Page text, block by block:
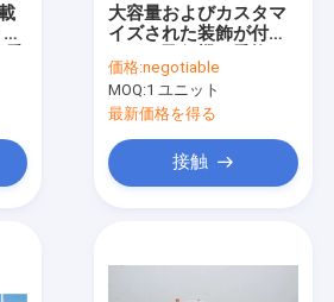
大容量およびカスタマ
イズされた装飾が付い
スA5300
価格:negotiable
MOQ:1 ユニット
最新価格を得る
接触